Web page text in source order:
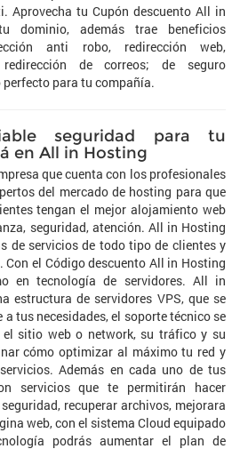
Aprovecha tu Cupón descuento All in
dominio, además trae beneficios
anti robo, redirección web,
de correos; de seguro
para tu compañía.
seguridad para tu
en All in Hosting
que cuenta con los profesionales
del mercado de hosting para que
tengan el mejor alojamiento web
seguridad, atención. All in Hosting
de servicios de todo tipo de clientes y
Con el Código descuento All in Hosting
en tecnología de servidores. All in
estructura de servidores VPS, que se
tus necesidades, el soporte técnico se
sitio web o network, su tráfico y su
cómo optimizar al máximo tu red y
Además en cada uno de tus
servicios que te permitirán hacer
recuperar archivos, mejorara
web, con el sistema Cloud equipado
podrás aumentar el plan de